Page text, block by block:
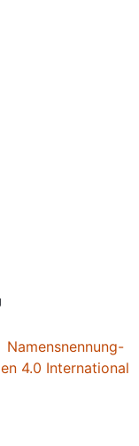
4.0 International